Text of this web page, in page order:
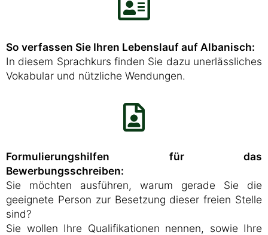
So verfassen Sie Ihren Lebenslauf auf Albanisch:
In diesem Sprachkurs finden Sie dazu unerlässliches
Vokabular und nützliche Wendungen.
Formulierungshilfen für das
Bewerbungsschreiben:
Sie möchten ausführen, warum gerade Sie die
geeignete Person zur Besetzung dieser freien Stelle
sind?
Sie wollen Ihre Qualifikationen nennen, sowie Ihre